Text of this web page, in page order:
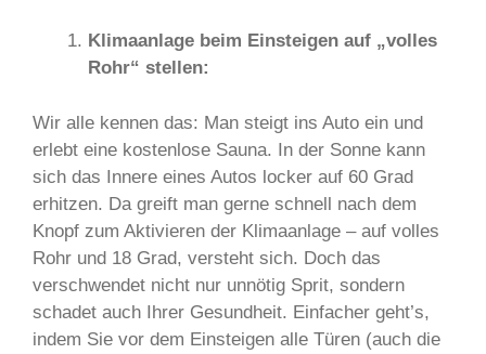
Klimaanlage beim Einsteigen auf „volles
Rohr“ stellen:
Wir alle kennen das: Man steigt ins Auto ein und
erlebt eine kostenlose Sauna. In der Sonne kann
sich das Innere eines Autos locker auf 60 Grad
erhitzen. Da greift man gerne schnell nach dem
Knopf zum Aktivieren der Klimaanlage – auf volles
Rohr und 18 Grad, versteht sich. Doch das
verschwendet nicht nur unnötig Sprit, sondern
schadet auch Ihrer Gesundheit. Einfacher geht’s,
indem Sie vor dem Einsteigen alle Türen (auch die